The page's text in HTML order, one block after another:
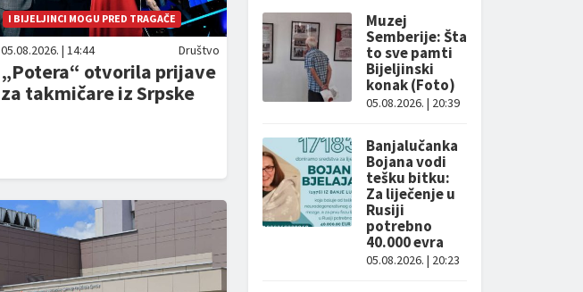
I BIJELJINCI MOGU PRED TRAGAČE
05.08.2026. | 14:44 Društvo
„Potera“ otvorila prijave
za takmičare iz Srpske
Muzej
Semberije: Šta
to sve pamti
Bijeljinski
konak (Foto)
05.08.2026. | 20:39
Banjalučanka
Bojana vodi
tešku bitku:
Za liječenje u
Rusiji
potrebno
40.000 evra
05.08.2026. | 20:23